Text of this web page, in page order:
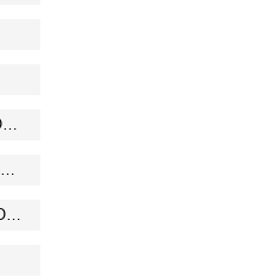
SUMMER SONIC
IDOL CONTENT EXPO
NEW HORIZON FEST